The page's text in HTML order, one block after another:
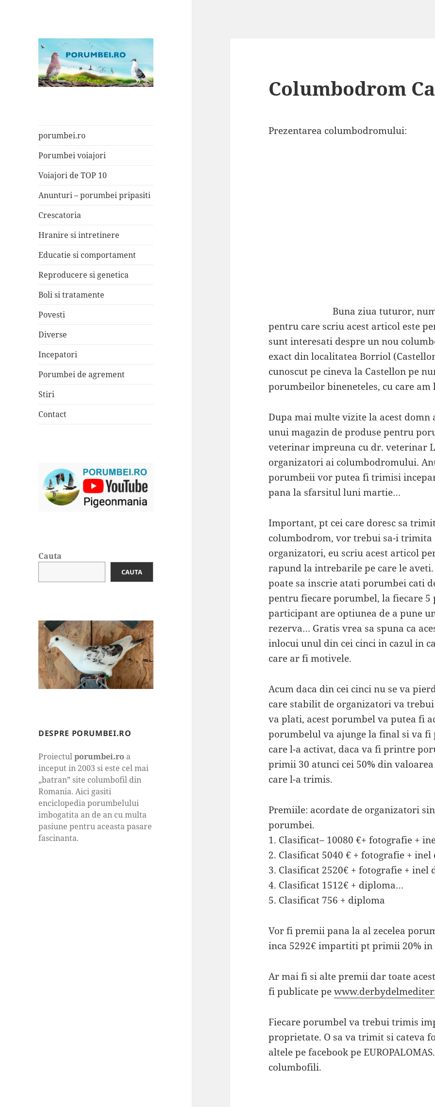
porumbei.ro
Porumbei voiajori
Voiajori de TOP 10
Anunturi – porumbei pripasiti
Crescatoria
Hranire si intretinere
Educatie si comportament
Reproducere si genetica
Boli si tratamente
Povesti
Diverse
Incepatori
Porumbei de agrement
Stiri
Contact
Cauta
CAUTA
DESPRE PORUMBEI.RO
Proiectulporumbei.ro a
inceput in 2003 si este cel mai
„batran” site columbofil din
Romania. Aici gasiti
enciclopedia porumbelului
imbogatita an de an cu multa
pasiune pentru aceasta pasare
fascinanta.
Columbodrom
Prezentarea columbodromului:
Buna ziua tuturor,
pentru care scriu acest articol este
sunt interesati despre un nou
exact din localitatea Borriol
cunoscut pe cineva la Castellon pe
porumbeilor bineneteles, cu care am
Dupa mai multe vizite la acest
unui magazin de produse pentru
veterinar impreuna cu dr. veterinar
organizatori ai columbodromului.
porumbeii vor putea fi trimisi
pana la sfarsitul luni martie…
Important, pt cei care doresc sa
columbodrom, vor trebui sa-i trimita
organizatori, eu scriu acest articol
rapund la intrebarile pe care le
poate sa inscrie atati porumbei cati
pentru fiecare porumbel, la fiecare
participant are optiunea de a pune
rezerva… Gratis vrea sa spuna ca
inlocui unul din cei cinci in cazul in
care ar fi motivele.
Acum daca din cei cinci nu se va
care stabilit de organizatori va
va plati, acest porumbel va putea fi
porumbelul va ajunge la final si va
care l-a activat, daca va fi printre
primii 30 atunci cei 50% din
care l-a trimis.
Premiile: acordate de organizatori
porumbei.
1. Clasificat– 10080 €+ fotografie +
2. Clasificat 5040 € + fotografie +
3. Clasificat 2520€ + fotografie + inel
4. Clasificat 1512€ + diploma…
5. Clasificat 756 + diploma
Vor fi premii pana la al zecelea
inca 5292€ impartiti pt primii 20% in
Ar mai fi si alte premii dar toate
fi publicate pe
Fiecare porumbel va trebui trimis
proprietate. O sa va trimit si cateva
altele pe facebook pe
columbofili.